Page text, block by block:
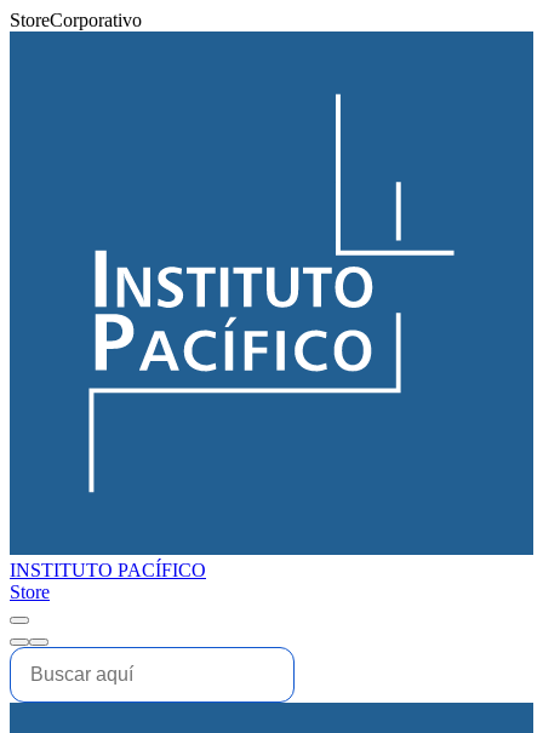
StoreCorporativo
INSTITUTO PACÍFICO
Store